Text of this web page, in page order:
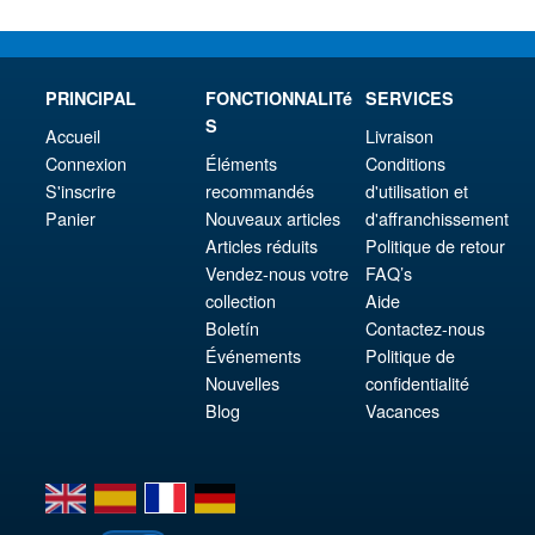
PRINCIPAL
Accueil
Connexion
S'inscrire
Panier
FONCTIONNALITé
S
Éléments
recommandés
Nouveaux articles
Articles réduits
Vendez-nous votre
collection
Boletín
Événements
Nouvelles
Blog
SERVICES
Livraison
Conditions
d'utilisation et
d'affranchissement
Politique de retour
FAQ’s
Aide
Contactez-nous
Politique de
confidentialité
Vacances
en es fr de